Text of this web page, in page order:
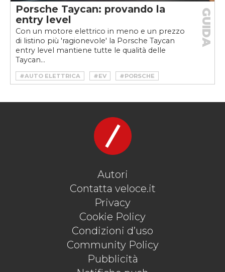
Porsche Taycan: provando la
entry level
Con un motore elettrico in meno e un prezzo
di listino più 'ragionevole' la Porsche Taycan
entry level mantiene tutte le qualità delle
Taycan...
GUIDA
#AUTO ELETTRICA #EV
#PORSCHE
#PORSCHE ELETTRICA
#PORSCHE TAYCAN
#PORSCHE TAYCAN GUIDA
#PORSCHE TAYCAN PROVA
#PORSCHE TAYCAN RECENSIONE
#PORSCHE TAYCAN TEST DRIVE
Autori
Contatta veloce.it
Privacy
Cookie Policy
Condizioni d’uso
Community Policy
Pubblicità